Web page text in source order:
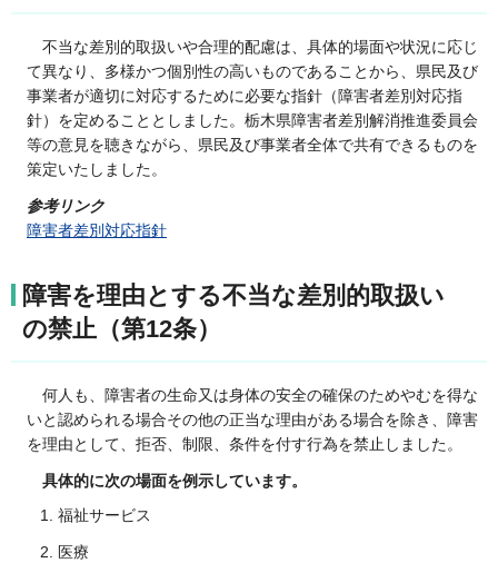
不当な差別的取扱いや合理的配慮は、具体的場面や状況に応じ
て異なり、多様かつ個別性の高いものであることから、県民及び
事業者が適切に対応するために必要な指針（障害者差別対応指
針）を定めることとしました。栃木県障害者差別解消推進委員会
等の意見を聴きながら、県民及び事業者全体で共有できるものを
策定いたしました。
参考リンク
障害者差別対応指針
障害を理由とする不当な差別的取扱い
の禁止（第12条）
何人も、 障害者の生命又は身体の安全の確保のためやむを得な
いと認められる場合その他の正当な理由がある場合を除き、障害
を理由として、拒否、制限、条件を付す行為を禁止しました。
具体的に次の場面を例示しています。
福祉サービス
医療